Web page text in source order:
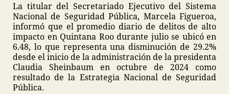
La titular del Secretariado Ejecutivo del Sistema
Nacional de Seguridad Pública, Marcela Figueroa,
informó que el promedio diario de delitos de alto
impacto en Quintana Roo durante julio se ubicó en
6.48, lo que representa una disminución de 29.2%
desde el inicio de la administración de la presidenta
Claudia Sheinbaum en octubre de 2024 como
resultado de la Estrategia Nacional de Seguridad
Pública.